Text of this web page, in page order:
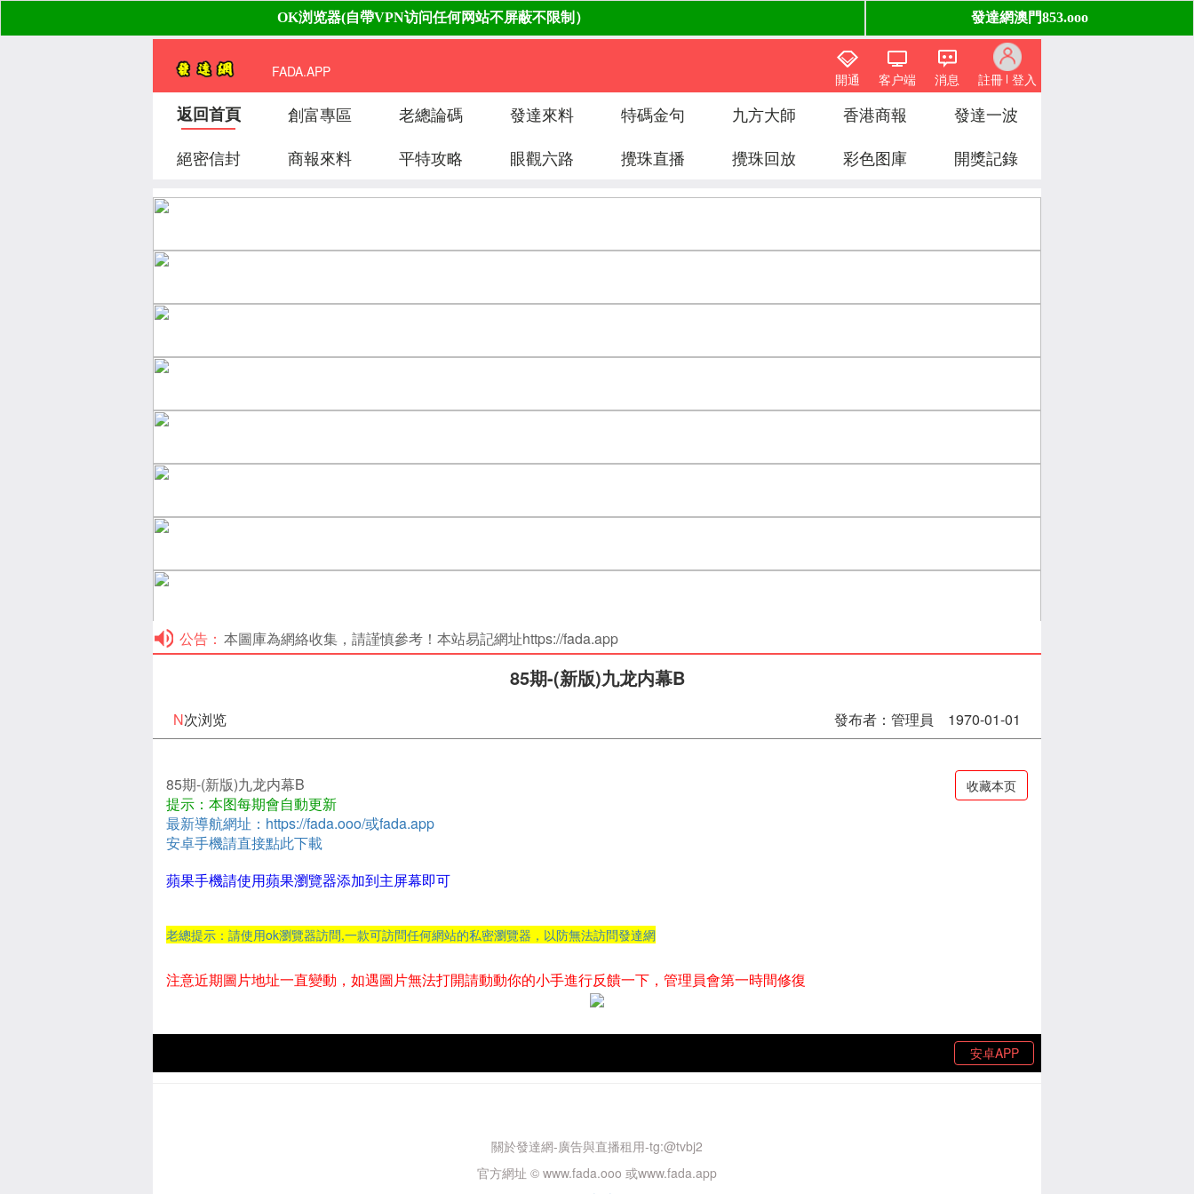
FADA.APP 註冊 登入
消息
客户端
開通
返回首頁 創富專區 老總論碼 發達來料 特碼金句 九方大師 香港商報
發達一波
絕密信封
商報來料 平特攻略 眼觀六路 攪珠直播 攪珠回放 彩色图庫 開獎記錄
公告： 本圖庫為網絡收集，請謹慎參考！本站易記網址https://fada.app
85期-(新版)九龙内幕B
N次浏览 發布者：管理員 1970-01-01
85期-(新版)九龙内幕B 收藏本页
提示：本图每期會自動更新
最新導航網址：https://fada.ooo/或fada.app
安卓手機請直接點此下載
蘋果手機請使用蘋果瀏覽器添加到主屏幕即可
老總提示：請使用ok瀏覽器訪問,一款可訪問任何網站的私密瀏覽器，以防無法訪問發達網
注意近期圖片地址一直變動，如遇圖片無法打開請動動你的小手進行反饋一下，管理員會第一時間修復
安卓APP
關於發達網-廣告與直播租用-tg:@tvbj2
官方網址 © www.fada.ooo 或www.fada.app